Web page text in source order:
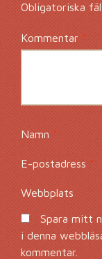
Obligatoriska
Kommentar *
Namn *
E-postadress *
Webbplats
Spara mitt
i denna
kommentar.